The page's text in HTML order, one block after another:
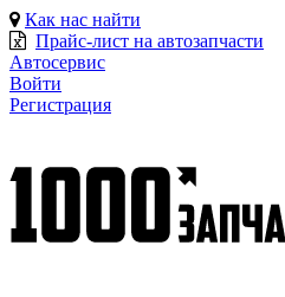
Как нас найти
Прайс-лист на автозапчасти
Автосервис
Войти
Регистрация